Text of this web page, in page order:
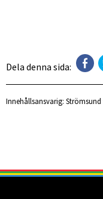
Dela denna sida:
Innehållsansvarig: